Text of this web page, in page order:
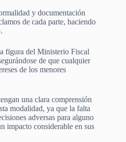
y documentación
de cada parte, haciendo
figura del Ministerio Fiscal
de que cualquier
de los menores
una clara comprensión
modalidad, ya que la falta
adversas para alguno
impacto considerable en sus